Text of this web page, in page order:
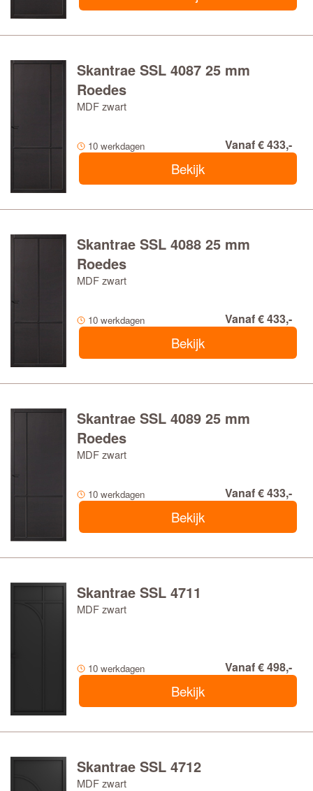
Skantrae SSL 4087 25 mm
Roedes
MDF zwart
10 werkdagen Vanaf € 433,-
Bekijk
Skantrae SSL 4088 25 mm
Roedes
MDF zwart
10 werkdagen Vanaf € 433,-
Bekijk
Skantrae SSL 4089 25 mm
Roedes
MDF zwart
10 werkdagen Vanaf € 433,-
Bekijk
Skantrae SSL 4711
MDF zwart
10 werkdagen Vanaf € 498,-
Bekijk
Skantrae SSL 4712
MDF zwart